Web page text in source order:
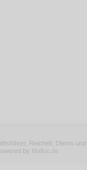
Reichelt, Diemo und
by Mallux.de